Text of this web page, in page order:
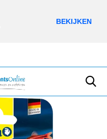
BEKIJKEN